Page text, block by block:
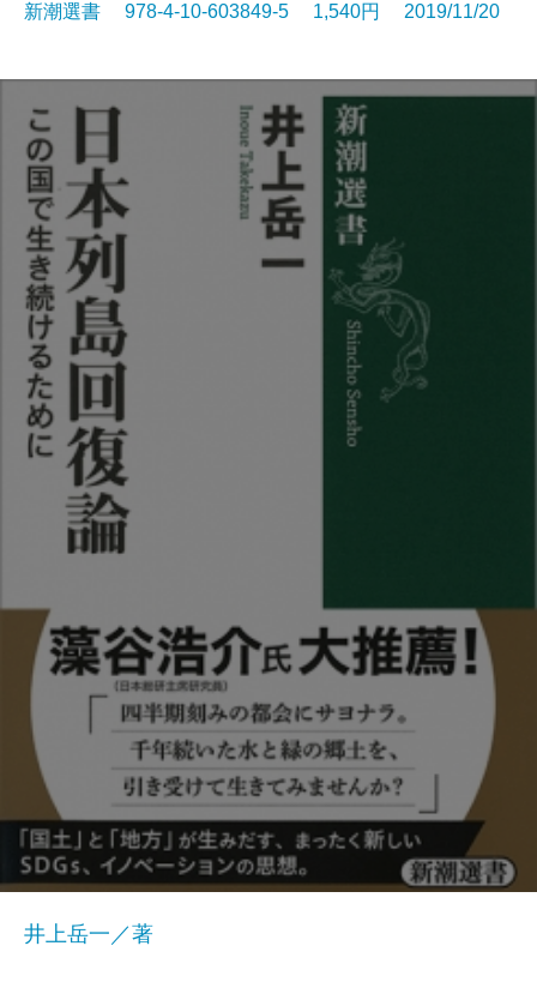
新潮選書 978-4-10-603849-5 1,540円 2019/11/20
井上岳一／著